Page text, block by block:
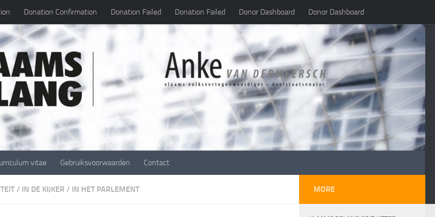
Donation Confirmation Donation Failed Donation Failed Donor Dashboard Donor Dashboard
vitae Gebruiksvoorwaarden Contact
/ IN DE KIJKER / IN HET PARLEMENT MORE